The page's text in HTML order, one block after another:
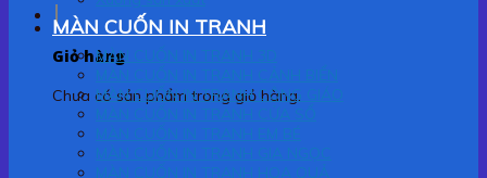
Giỏ hàng
Chưa có sản phẩm trong giỏ hàng.
MÀN CUỐN IN TRANH
MÀN CUỐN IN TRANH 3D
MÀN CUỐN IN TRANH CÔNG GIÁO